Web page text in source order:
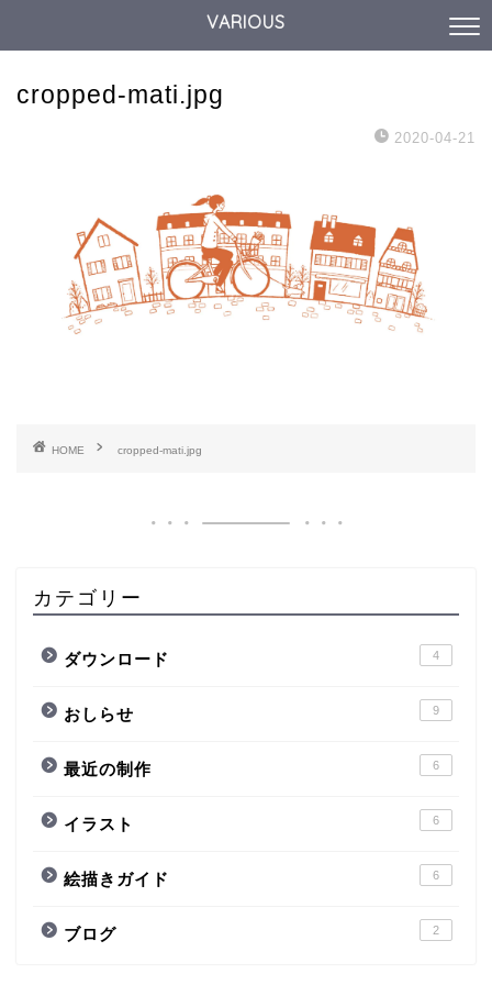
VARIOUS
cropped-mati.jpg
2020-04-21
HOME cropped-mati.jpg
カテゴリー
ダウンロード 4
おしらせ 9
最近の制作 6
イラスト 6
絵描きガイド 6
ブログ 2